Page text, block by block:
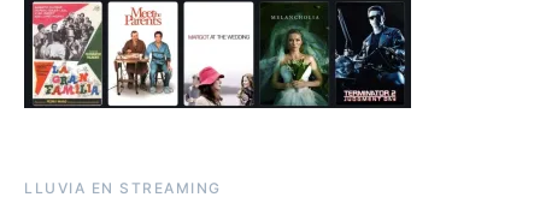
LLUVIA EN STREAMING